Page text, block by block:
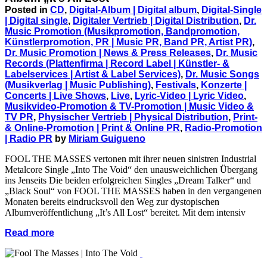
Posted in CD, Digital-Album | Digital album, Digital-Single
| Digital single, Digitaler Vertrieb | Digital Distribution, Dr.
Music Promotion (Musikpromotion, Bandpromotion,
Künstlerpromotion, PR | Music PR, Band PR, Artist PR),
Dr. Music Promotion | News & Press Releases, Dr. Music
Records (Plattenfirma | Record Label | Künstler- &
Labelservices | Artist & Label Services), Dr. Music Songs
(Musikverlag | Music Publishing), Festivals, Konzerte |
Concerts | Live Shows, Live, Lyric-Video | Lyric Video,
Musikvideo-Promotion & TV-Promotion | Music Video &
TV PR, Physischer Vertrieb | Physical Distribution, Print-
& Online-Promotion | Print & Online PR, Radio-Promotion
| Radio PR by Miriam Guigueno
FOOL THE MASSES vertonen mit ihrer neuen sinistren Industrial
Metalcore Single „Into The Void“ den unausweichlichen Übergang
ins Jenseits Die beiden erfolgreichen Singles „Dream Talker“ und
„Black Soul“ von FOOL THE MASSES haben in den vergangenen
Monaten bereits eindrucksvoll den Weg zur dystopischen
Albumveröffentlichung „It’s All Lost“ bereitet. Mit dem intensiv
Read more